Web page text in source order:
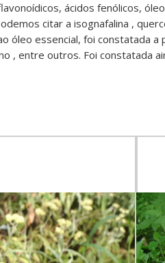
ácidos fenólicos,
citar a isognafalina ,
óleo essencial, foi constatada
, entre outros. Foi constatada